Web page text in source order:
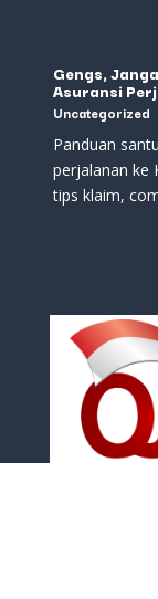
Gengs,
Asuransi
Uncategorized
Panduan
perjalanan ke
tips klaim,